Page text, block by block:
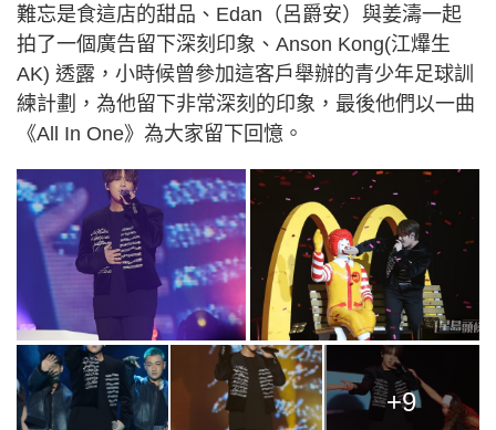
難忘是食這店的甜品、Edan（呂爵安）與姜濤一起
拍了一個廣告留下深刻印象、Anson Kong(江𤒹生
AK) 透露，小時候曾參加這客戶舉辦的青少年足球訓
練計劃，為他留下非常深刻的印象，最後他們以一曲
《All In One》為大家留下回憶。
+9